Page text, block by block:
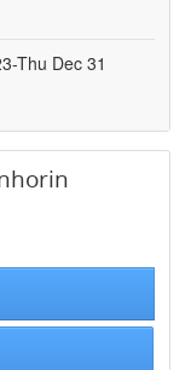
Thu Dec 31